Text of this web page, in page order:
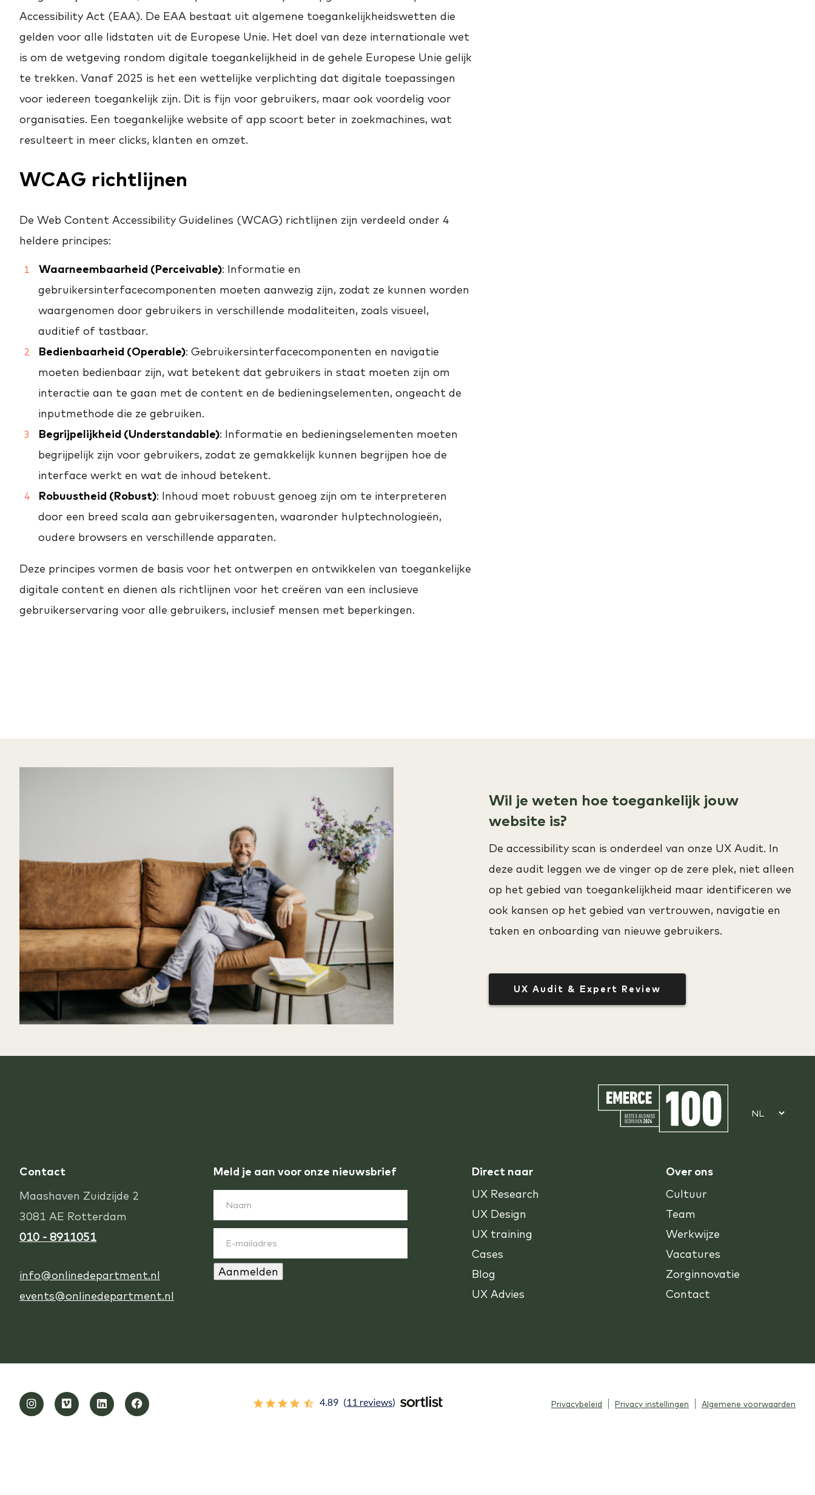
Accessibility Act (EAA). De EAA bestaat uit algemene toegankelijkheidswetten die
gelden voor alle lidstaten uit de Europese Unie. Het doel van deze internationale wet
is om de wetgeving rondom digitale toegankelijkheid in de gehele Europese Unie gelijk
te trekken. Vanaf 2025 is het een wettelijke verplichting dat digitale toepassingen
voor iedereen toegankelijk zijn. Dit is fijn voor gebruikers, maar ook voordelig voor
organisaties. Een toegankelijke website of app scoort beter in zoekmachines, wat
resulteert in meer clicks, klanten en omzet.
WCAG richtlijnen
De Web Content Accessibility Guidelines (WCAG) richtlijnen zijn verdeeld onder 4
heldere principes:
Waarneembaarheid (Perceivable): Informatie en
gebruikersinterfacecomponenten moeten aanwezig zijn, zodat ze kunnen worden
waargenomen door gebruikers in verschillende modaliteiten, zoals visueel,
auditief of tastbaar.
Bedienbaarheid (Operable): Gebruikersinterfacecomponenten en navigatie
moeten bedienbaar zijn, wat betekent dat gebruikers in staat moeten zijn om
interactie aan te gaan met de content en de bedieningselementen, ongeacht de
inputmethode die ze gebruiken.
Begrijpelijkheid (Understandable): Informatie en bedieningselementen moeten
begrijpelijk zijn voor gebruikers, zodat ze gemakkelijk kunnen begrijpen hoe de
interface werkt en wat de inhoud betekent.
Robuustheid (Robust): Inhoud moet robuust genoeg zijn om te interpreteren
door een breed scala aan gebruikersagenten, waaronder hulptechnologieën,
oudere browsers en verschillende apparaten.
Deze principes vormen de basis voor het ontwerpen en ontwikkelen van toegankelijke
digitale content en dienen als richtlijnen voor het creëren van een inclusieve
gebruikerservaring voor alle gebruikers, inclusief mensen met beperkingen.
Wil je weten hoe toegankelijk jouw
website is?
De accessibility scan is onderdeel van onze UX Audit. In
deze audit leggen we de vinger op de zere plek, niet alleen
op het gebied van toegankelijkheid maar identificeren we
ook kansen op het gebied van vertrouwen, navigatie en
taken en onboarding van nieuwe gebruikers.
UX Audit & Expert Review
Contact
Maashaven Zuidzijde 2
3081 AE Rotterdam
010 - 8911051
info@onlinedepartment.nl
events@onlinedepartment.nl
Meld je aan voor onze nieuwsbrief
Aanmelden
Direct naar
UX Research
UX Design
UX training
Cases
Blog
UX Advies
Over ons
Cultuur
Team
Werkwijze
Vacatures
Zorginnovatie
Contact
Privacybeleid Privacy instellingen Algemene voorwaarden